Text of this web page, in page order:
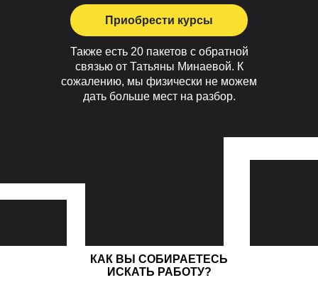
Приобрести курсы
Также есть 20 пакетов с обратной
связью от Татьяны Минаевой. К
сожалению, мы физически не можем
дать больше мест на разбор.
КАК ВЫ СОБИРАЕТЕСЬ
ИСКАТЬ РАБОТУ?